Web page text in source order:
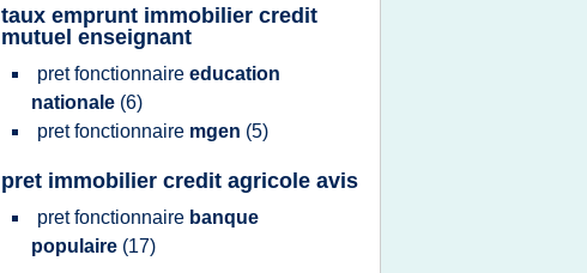
taux emprunt immobilier credit
mutuel enseignant
pret fonctionnaire education
nationale (6)
pret fonctionnaire mgen (5)
pret immobilier credit agricole avis
pret fonctionnaire banque
populaire (17)